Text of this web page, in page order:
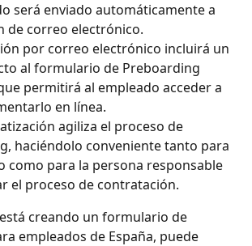
será enviado automáticamente a
de correo electrónico.
por correo electrónico incluirá un
al formulario de Preboarding
permitirá al empleado acceder a
en línea.
agiliza el proceso de
haciéndolo conveniente tanto para
como para la persona responsable
el proceso de contratación.
creando un formulario de
empleados de España, puede